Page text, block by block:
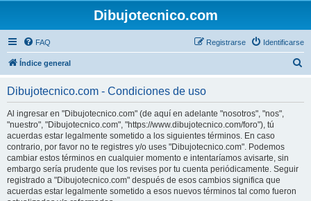
Dibujotecnico.com
FAQ Identificarse
Registrarse
Índice general
Dibujotecnico.com - Condiciones de uso
Al ingresar en "Dibujotecnico.com" (de aquí en adelante "nosotros", "nos",
"nuestro", "Dibujotecnico.com", "https://www.dibujotecnico.com/foro"), tú
acuerdas estar legalmente sometido a los siguientes términos. En caso
contrario, por favor no te registres y/o uses "Dibujotecnico.com". Podemos
cambiar estos términos en cualquier momento e intentaríamos avisarte, sin
embargo sería prudente que los revises por tu cuenta periódicamente. Seguir
registrado a "Dibujotecnico.com" después de esos cambios significa que
acuerdas estar legalmente sometido a esos nuevos términos tal como fueron